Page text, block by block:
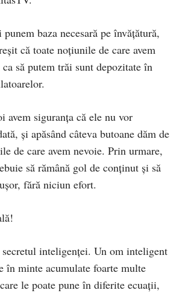
baza necesară pe învățătură,
că toate noțiunile de care avem
să putem trăi sunt depozitate în
avem siguranța că ele nu vor
și apăsând câteva butoane dăm de
de care avem nevoie. Prin urmare,
să rămână gol de conținut și să
fără niciun efort.
secretul inteligenței. Un om inteligent
în minte acumulate foarte multe
le poate pune în diferite ecuații,